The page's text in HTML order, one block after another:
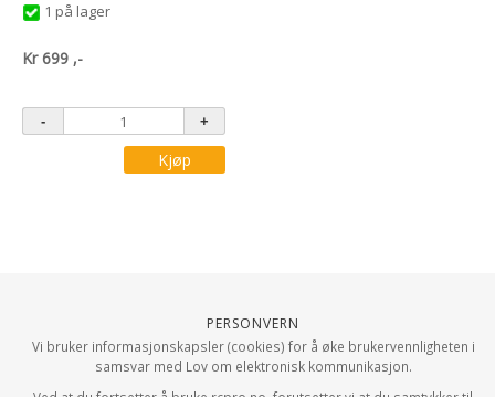
1 på lager
Kr699 ,-
Kjøp
Personvern
Vi bruker informasjonskapsler (cookies) for å øke brukervennligheten i
samsvar med Lov om elektronisk kommunikasjon.